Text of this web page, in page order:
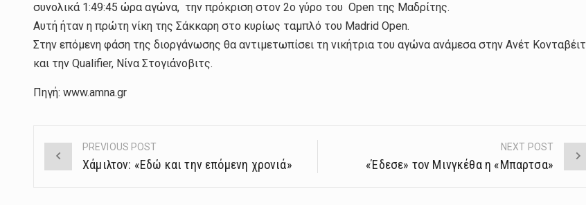
συνολικά 1:49:45 ώρα αγώνα, την πρόκριση στον 2ο γύρο του Open της Μαδρίτης.
Αυτή ήταν η πρώτη νίκη της Σάκκαρη στο κυρίως ταμπλό του Madrid Open.
Στην επόμενη φάση της διοργάνωσης θα αντιμετωπίσει τη νικήτρια του αγώνα ανάμεσα στην Ανέτ Κονταβέιτ
και την Qualifier, Νίνα Στογιάνοβιτς.
Πηγή: www.amna.gr
Post
navigation
PREVIOUS POST
Χάμιλτον: «Εδώ και την επόμενη χρονιά»
NEXT POST
«Έδεσε» τον Μινγκέθα η «Μπαρτσα»